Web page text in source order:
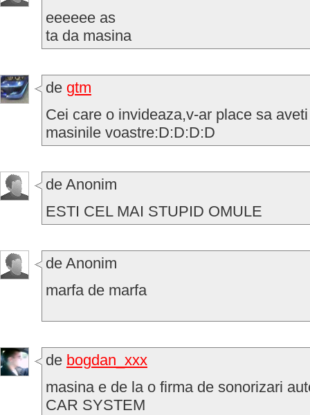
eeeeee as
ta da masina
de gtm
Cei care o invideaza,v-ar place sa
masinile voastre:D:D:D:D
de Anonim
ESTI CEL MAI STUPID OMULE
de Anonim
marfa de marfa
de bogdan_xxx
masina e de la o firma de sonorizari
CAR SYSTEM